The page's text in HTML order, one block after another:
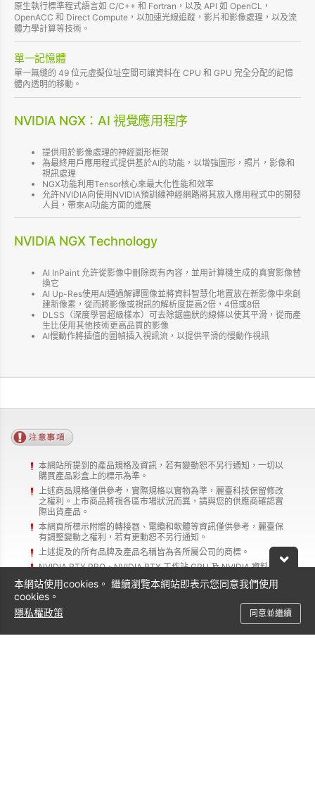
原生執行標準程式語言如 C/C++ 和 Fortran，以及 API 如 OpenCL，
OpenACC 和 Direct Compute，以加速光線追蹤，影片和影像處理，以及流
體力學計算等技術。
單一記憶體
單一無縫的 49 位元虛擬位址空間可讓資料在 CPU 和 GPU 完全分配的記憶
體內透明的移動。
NVIDIA NGX：AI 視覺應用程序
提供用於影像處理的神經圖形框架
為最終用戶應用程式提供基於AI的功能，以增強圖形，照片，影像和
視訊處理
NGX功能利用Tensor核心來最大化性能和效率
允許NVIDIA向使用NVIDIA預訓練神經網路將其放入應用程式中的開發
人員，帶來AI功能方面的進展
NVIDIA NGX Technology
AI InPaint 允許從影像中刪除既有內容，並用計算機生成的真實影像替
換它
AI Up-Res使用AI通過解譯圖像並將資料智慧化地置放在新影像中來創
建新像素，從而將影像或視訊的解析度提高2倍，4倍或8倍
DLSS（深度學習超級樣本）可去除鋸齒狀的線條以使其平滑，從而產
生比使用其他技術更高品質的影像
AI慢動作將插值的圖幀插入視訊流，以提供平滑的慢動作視訊
本網站所提到的產品規格及資訊，若有變動恕不另行通知，一切以
購買產品彩盒上的標示為準。
上述商品規格僅供參考，實際規格以實物為準，麗臺科技保留修改
之權利。上市商品將視各區市場狀況而異，請與您的供應商確認實
際出貨產品。
本網頁所標示附贈的轉接器、電纜和軟體等資訊僅供參考，麗臺保
有調整變動之權利，若有更動恕不另行通知。
上述提及的所有品牌及產品名稱皆為各所屬公司的商標。
NVIDIA RTX PRO、NVIDIA RTX 工作站 GPU 及 NVIDIA 資料中心
GPU 均由 NVIDIA 設計、製造並經過測試。
支援服務
本網站使用cookies。 繼續瀏覽本網站即表示您同意我們使用
cookies。
隱私權政策
同意並繼續